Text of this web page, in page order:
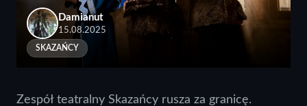
Damianut
15.08.2025
SKAZAŃCY
Zespół teatralny Skazańcy rusza za granicę.